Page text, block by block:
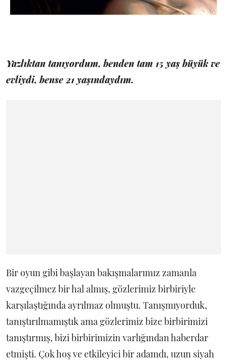
Yazlıktan tanıyordum, benden tam 15 yaş büyük ve
evliydi, bense 21 yaşındaydım.
Bir oyun gibi başlayan bakışmalarımız zamanla
vazgeçilmez bir hal almış, gözlerimiz birbiriyle
karşılaştığında ayrılmaz olmuştu. Tanışmıyorduk,
tanıştırılmamıştık ama gözlerimiz bize birbirimizi
tanıştırmış, bizi birbirimizin varlığından haberdar
etmişti. Çok hoş ve etkileyici bir adamdı, uzun siyah